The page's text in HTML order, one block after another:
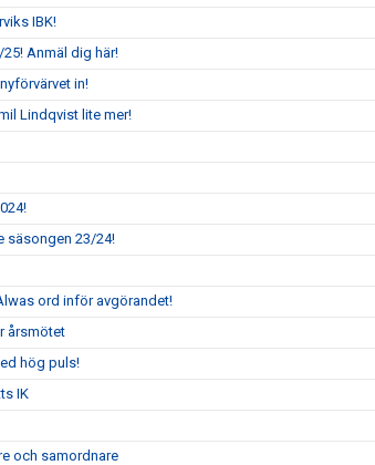
IBK!
Anmäl dig här!
in!
Lindqvist lite mer!
säsongen 23/24!
ord inför avgörandet!
årsmötet
hög puls!
IK
och samordnare